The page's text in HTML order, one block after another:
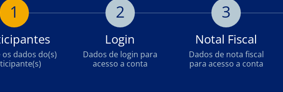
1
dados do(s)
2
Login
Dados de login para
acesso a conta
3
Notal Fiscal
Dados de nota fiscal
para acesso a conta